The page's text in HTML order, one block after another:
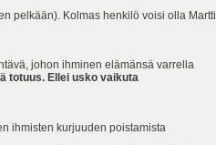
pelkään). Kolmas henkilö voisi olla Martti
johon ihminen elämänsä varrella
totuus. Ellei usko vaikuta
ihmisten kurjuuden poistamista